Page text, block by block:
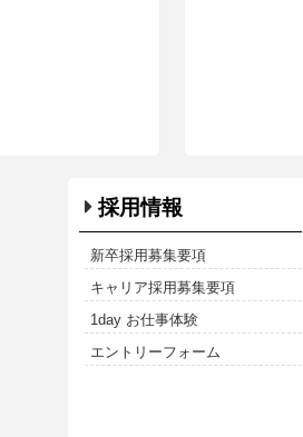
採用情報
新卒採用募集要項
キャリア採用募集要項
1day お仕事体験
エントリーフォーム